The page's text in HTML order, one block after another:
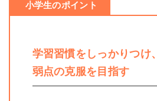
小学生のポイント
学習習慣をしっかりつけ、
弱点の克服を目指す